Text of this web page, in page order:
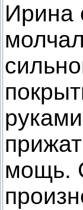
Ирина
мощь.